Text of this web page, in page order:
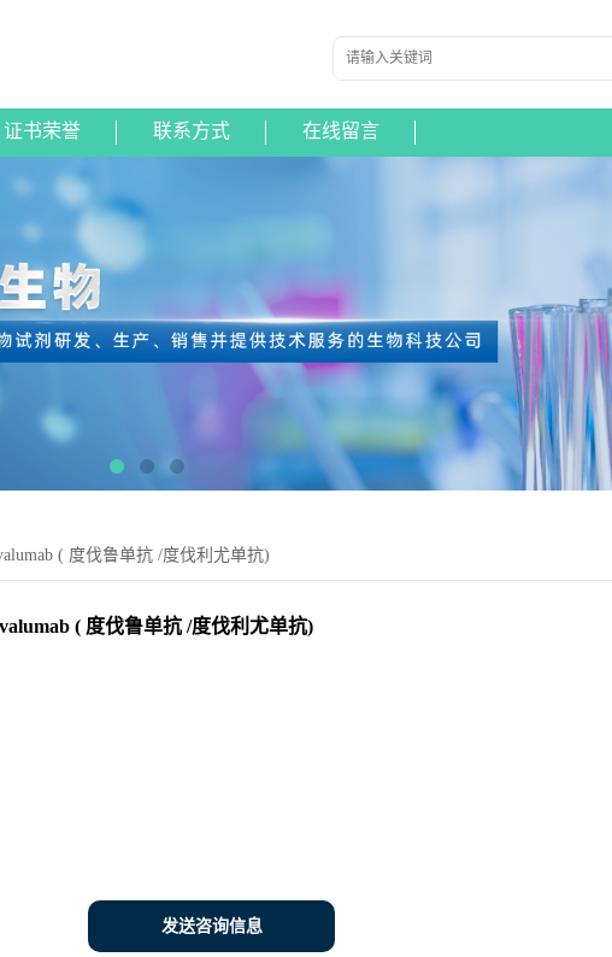
证书荣誉 联系方式 在线留言
( 度伐鲁单抗 /度伐利尤单抗)
( 度伐鲁单抗 /度伐利尤单抗)
发送咨询信息